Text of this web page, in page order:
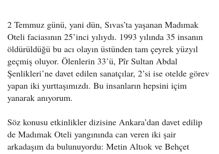
2 Temmuz günü, yani dün, Sıvas’ta yaşanan Madımak
Oteli faciasının 25’inci yılıydı. 1993 yılında 35 insanın
öldürüldüğü bu acı olayın üstünden tam çeyrek yüzyıl
geçmiş oluyor. Ölenlerin 33’ü, Pîr Sultan Abdal
Şenlikleri’ne davet edilen sanatçılar, 2’si ise otelde görev
yapan iki yurttaşımızdı. Bu insanların hepsini içim
yanarak anıyorum.
Söz konusu etkinlikler dizisine Ankara’dan davet edilip
de Madımak Oteli yangınında can veren iki şair
arkadaşım da bulunuyordu: Metin Altıok ve Behçet